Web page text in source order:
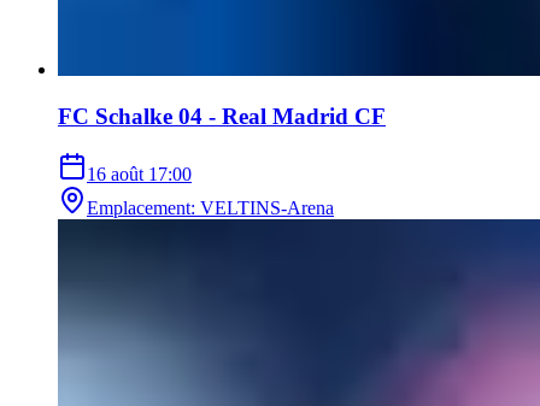
FC Schalke 04 - Real Madrid CF
16 août 17:00
Emplacement: VELTINS-Arena